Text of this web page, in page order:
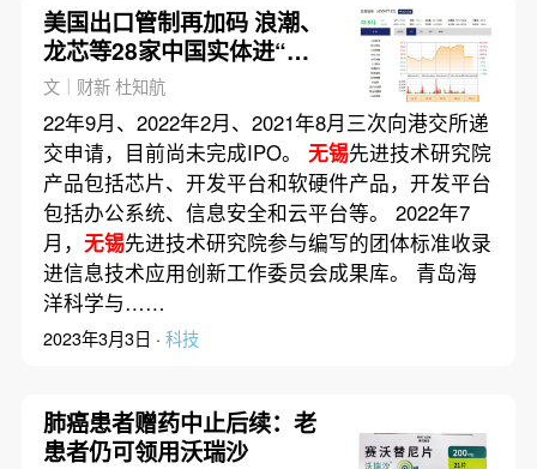
美国出口管制再加码 浪潮、
龙芯等28家中国实体进“黑
名单”
文｜财新 杜知航
22年9月、2022年2月、2021年8月三次向港交所递
交申请，目前尚未完成IPO。 无锡先进技术研究院
产品包括芯片、开发平台和软硬件产品，开发平台
包括办公系统、信息安全和云平台等。 2022年7
月， 无锡先进技术研究院参与编写的团体标准收录
进信息技术应用创新工作委员会成果库。 青岛海
洋科学与……
2023年3月3日 · 科技
肺癌患者赠药中止后续：老
患者仍可领用沃瑞沙